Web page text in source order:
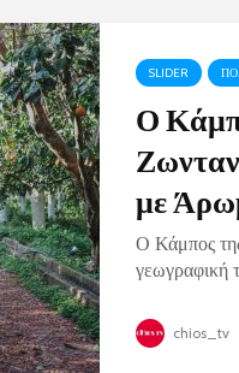
SLIDER
Ο
με
Ο Κάμπος
γεωγραφική
chios_tv